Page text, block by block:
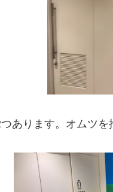
あります。オムツを